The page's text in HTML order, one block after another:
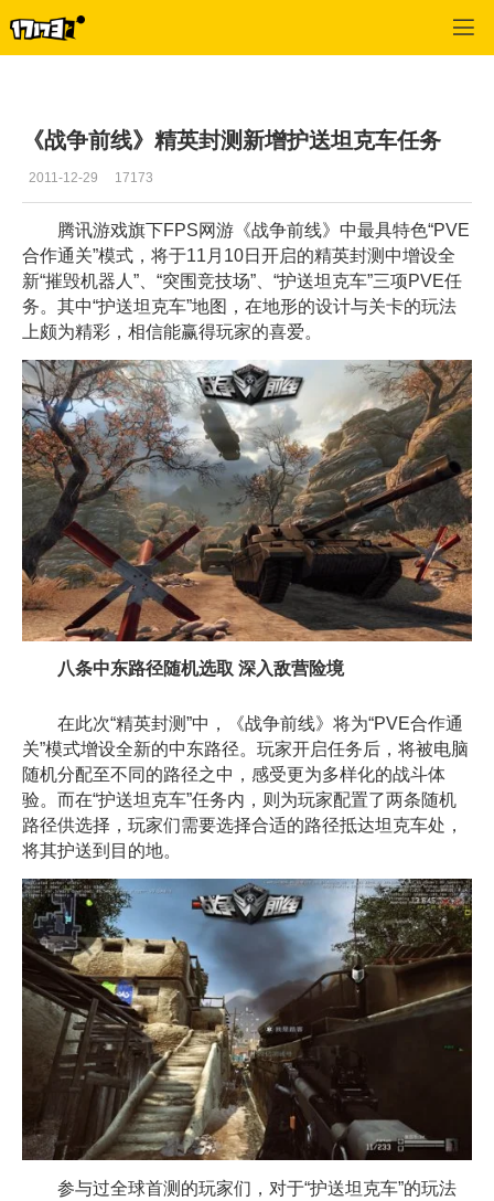
《战争前线》精英封测新增护送坦克车任务
2011-12-29 17173
腾讯游戏旗下FPS网游《战争前线》中最具特色“PVE
合作通关”模式，将于11月10日开启的精英封测中增设全
新“摧毁机器人”、“突围竞技场”、“护送坦克车”三项PVE任
务。其中“护送坦克车”地图，在地形的设计与关卡的玩法
上颇为精彩，相信能赢得玩家的喜爱。
八条中东路径随机选取 深入敌营险境
在此次“精英封测”中，《战争前线》将为“PVE合作通
关”模式增设全新的中东路径。玩家开启任务后，将被电脑
随机分配至不同的路径之中，感受更为多样化的战斗体
验。而在“护送坦克车”任务内，则为玩家配置了两条随机
路径供选择，玩家们需要选择合适的路径抵达坦克车处，
将其护送到目的地。
参与过全球首测的玩家们，对于“护送坦克车”的玩法